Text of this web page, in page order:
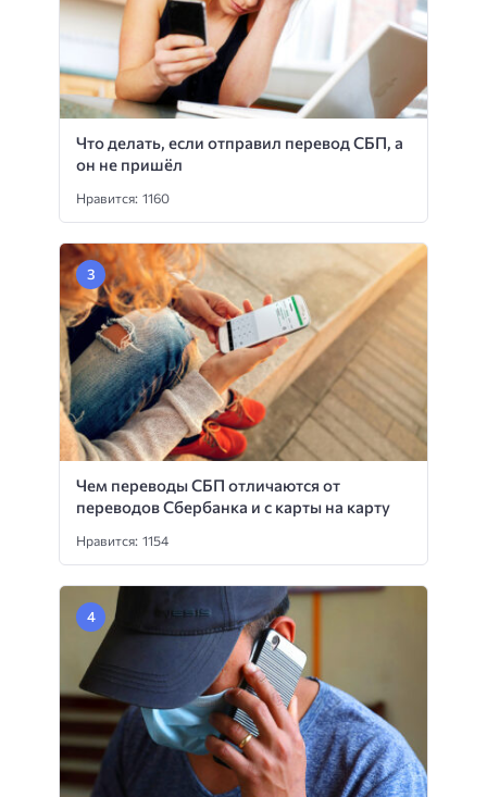
Что делать, если отправил перевод СБП, а
он не пришёл
Нравится: 1160
Чем переводы СБП отличаются от
переводов Сбербанка и с карты на карту
Нравится: 1154